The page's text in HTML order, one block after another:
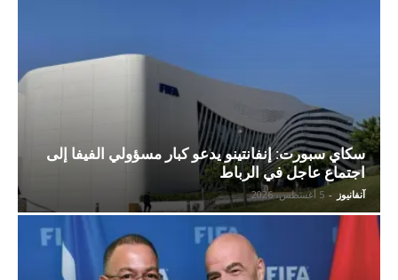
سكاي سبورت: إنفانتينو يدعو كبار مسؤولي الفيفا إلى
اجتماع عاجل في الرباط
آنفانيوز - 5 أغسطس، 2026